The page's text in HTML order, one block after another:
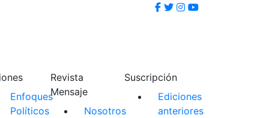
Enfoques
Políticos
Revista
Mensaje
Nosotros
Suscripción
Ediciones
anteriores